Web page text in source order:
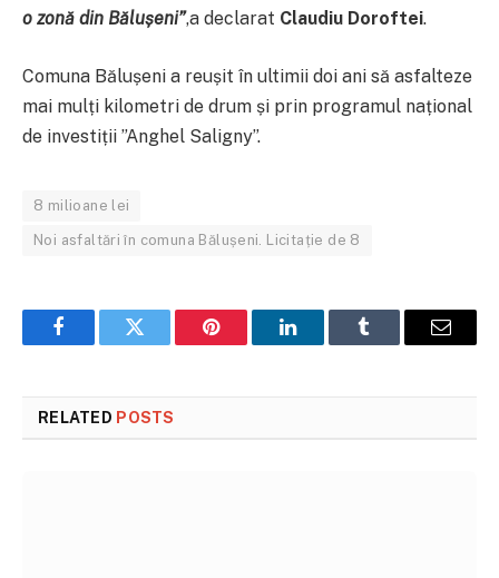
o zonă din Bălușeni”,a declarat Claudiu Doroftei.
Comuna Bălușeni a reușit în ultimii doi ani să asfalteze
mai mulți kilometri de drum și prin programul național
de investiții ”Anghel Saligny”.
8 milioane lei
Noi asfaltări în comuna Bălușeni. Licitație de 8
FacebookTwitter Pinterest LinkedInTumblr Email
RELATED POSTS